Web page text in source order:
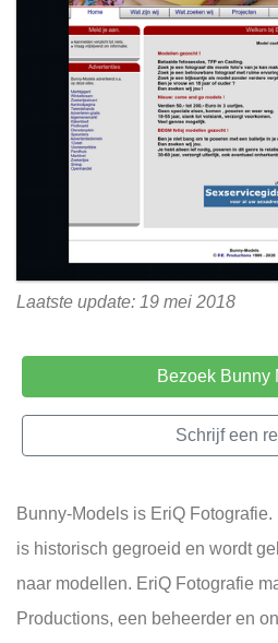
Laatste update: 19 mei 2018
Bezoek Bunny
Schrijf een
Bunny-Models is EriQ
is historisch gegroeid en wordt
naar modellen. EriQ Fotografie
Productions, een beheerder en